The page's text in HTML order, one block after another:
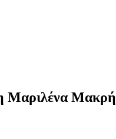
η Μαριλένα Μακρή